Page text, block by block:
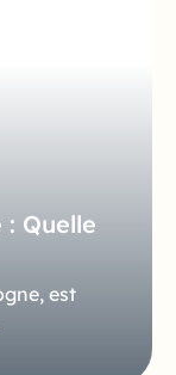
Quelle
est